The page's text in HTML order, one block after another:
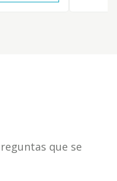
que se